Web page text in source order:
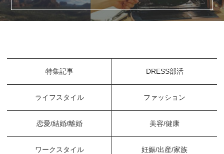
特集記事 DRESS部活
ライフスタイル ファッション
恋愛/結婚/離婚 美容/健康
ワークスタイル 妊娠/出産/家族